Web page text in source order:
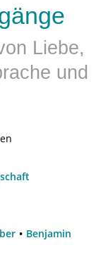
Liebe,
und
Benjamin